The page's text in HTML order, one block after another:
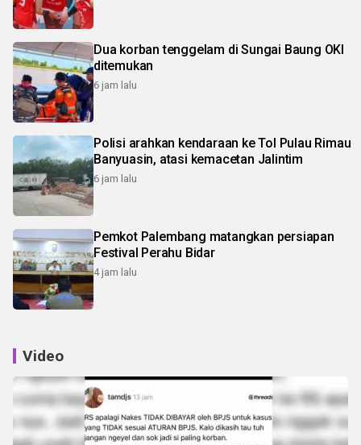
Dua korban tenggelam di Sungai Baung OKI
ditemukan
6 jam lalu
Polisi arahkan kendaraan ke Tol Pulau Rimau
Banyuasin, atasi kemacetan Jalintim
6 jam lalu
Pemkot Palembang matangkan persiapan
Festival Perahu Bidar
4 jam lalu
Video